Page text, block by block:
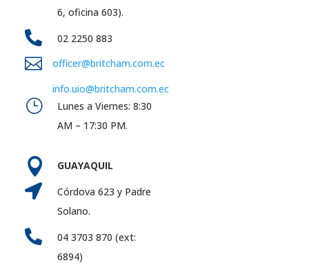
6, oficina 603).
 02 2250 883

officer@britcham.com.ec
info.uio@britcham.com.ec
}
Lunes a Viernes: 8:30
AM – 17:30 PM.
 GUAYAQUIL

Córdova 623 y Padre
Solano.

04 3703 870 (ext:
6894)